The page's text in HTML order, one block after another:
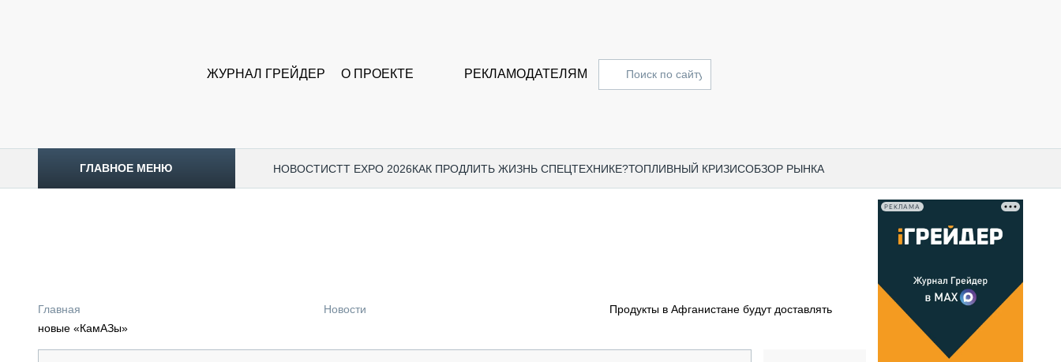
ЖУРНАЛ ГРЕЙДЕР О ПРОЕКТЕ РЕКЛАМОДАТЕЛЯМ
ГЛАВНОЕ МЕНЮ НОВОСТИCTT EXPO 2026КАК ПРОДЛИТЬ ЖИЗНЬ СПЕЦТЕХНИКЕ?ТОПЛИВНЫЙ КРИЗИСОБЗОР РЫНКА
ОБЗОР РЫНКА
ПОДЪЁМНАЯ ТЕХНИКА
Главная Новости
Продукты в Афганистане будут доставлять
новые «КамАЗы»
РЕКЛАМА